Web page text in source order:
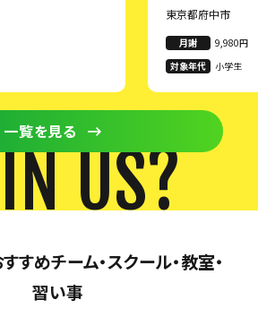
東京都府中市
月謝
9,980円
対象年代
小学生
一覧を見る
US?
すめチーム・スクール・教室・
習い事